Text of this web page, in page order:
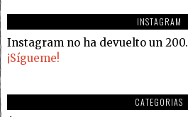
INSTAGRAM
Instagram no ha devuelto un 200.
¡Sígueme!
CATEGORIAS